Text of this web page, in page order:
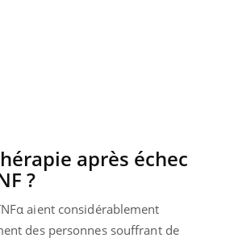
après échec
?
aient considérablement
des personnes souffrant de